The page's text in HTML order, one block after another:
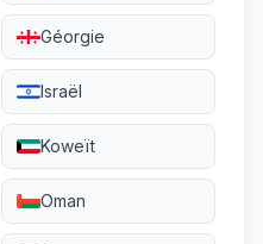
Géorgie
Israël
Koweït
Oman